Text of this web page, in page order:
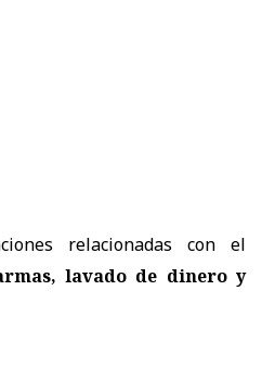
relacionadas con el
lavado de dinero y